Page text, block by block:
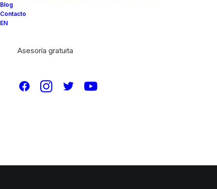
Blog
Contacto
EN
Asesoría gratuita